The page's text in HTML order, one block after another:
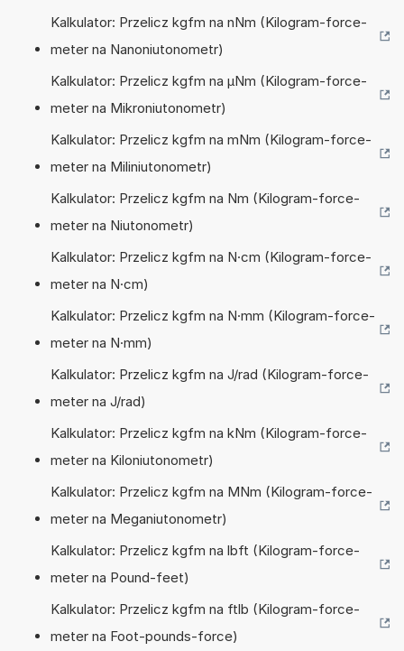
Kalkulator: Przelicz kgfm na nNm (Kilogram-force-
meter na Nanoniutonometr)
Kalkulator: Przelicz kgfm na µNm (Kilogram-force-
meter na Mikroniutonometr)
Kalkulator: Przelicz kgfm na mNm (Kilogram-force-
meter na Miliniutonometr)
Kalkulator: Przelicz kgfm na Nm (Kilogram-force-
meter na Niutonometr)
Kalkulator: Przelicz kgfm na N·cm (Kilogram-force-
meter na N·cm)
Kalkulator: Przelicz kgfm na N·mm (Kilogram-force-
meter na N·mm)
Kalkulator: Przelicz kgfm na J/rad (Kilogram-force-
meter na J/rad)
Kalkulator: Przelicz kgfm na kNm (Kilogram-force-
meter na Kiloniutonometr)
Kalkulator: Przelicz kgfm na MNm (Kilogram-force-
meter na Meganiutonometr)
Kalkulator: Przelicz kgfm na lbft (Kilogram-force-
meter na Pound-feet)
Kalkulator: Przelicz kgfm na ftlb (Kilogram-force-
meter na Foot-pounds-force)